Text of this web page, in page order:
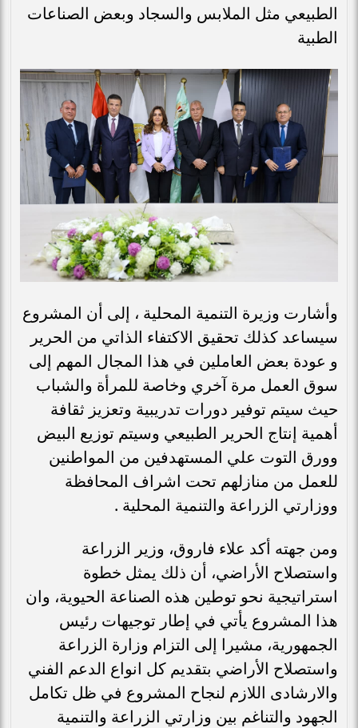
الطبيعي مثل الملابس والسجاد وبعض الصناعات
الطبية
وأشارت وزيرة التنمية المحلية ، إلى أن المشروع
سيساعد كذلك تحقيق الاكتفاء الذاتي من الحرير
و عودة بعض العاملين في هذا المجال المهم إلى
سوق العمل مرة آخري وخاصة للمرأة والشباب
حيث سيتم توفير دورات تدريبية وتعزيز ثقافة
أهمية إنتاج الحرير الطبيعي وسيتم توزيع البيض
وورق التوت علي المستهدفين من المواطنين
للعمل من منازلهم تحت اشراف المحافظة
ووزارتي الزراعة والتنمية المحلية .
ومن جهته أكد علاء فاروق، وزير الزراعة
واستصلاح الأراضي، أن ذلك يمثل خطوة
استراتيجية نحو توطين هذه الصناعة الحيوية، وان
هذا المشروع يأتي في إطار توجيهات رئيس
الجمهورية، مشيرا إلى التزام وزارة الزراعة
واستصلاح الأراضي بتقديم كل انواع الدعم الفني
والارشادى اللازم لنجاح المشروع في ظل تكامل
الجهود والتناغم بين وزارتي الزراعة والتنمية